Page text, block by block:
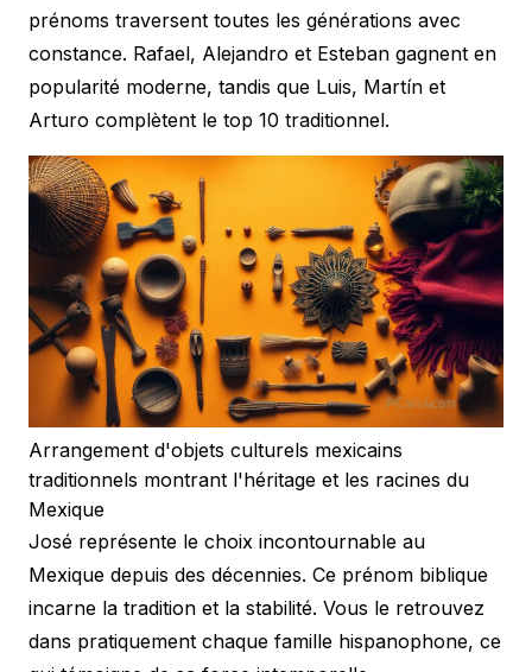
prénoms traversent toutes les générations avec
constance. Rafael, Alejandro et Esteban gagnent en
popularité moderne, tandis que Luis, Martín et
Arturo complètent le top 10 traditionnel.
Arrangement d'objets culturels mexicains
traditionnels montrant l'héritage et les racines du
Mexique
José représente le choix incontournable au
Mexique depuis des décennies. Ce prénom biblique
incarne la tradition et la stabilité. Vous le retrouvez
dans pratiquement chaque famille hispanophone, ce